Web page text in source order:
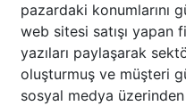
pazardaki konumlarını
web sitesi satışı yapan
yazıları paylaşarak
oluşturmuş ve müşteri
sosyal medya